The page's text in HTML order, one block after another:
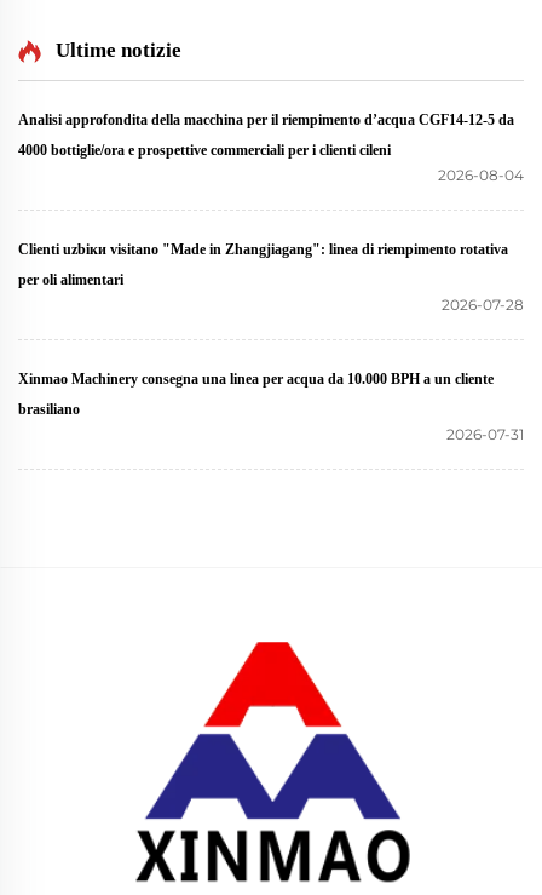
Ultime notizie
Analisi approfondita della macchina per il riempimento d’acqua CGF14-12-5 da
4000 bottiglie/ora e prospettive commerciali per i clienti cileni
2026-08-04
Clienti uzbiки visitano "Made in Zhangjiagang": linea di riempimento rotativa
per oli alimentari
2026-07-28
Xinmao Machinery consegna una linea per acqua da 10.000 BPH a un cliente
brasiliano
2026-07-31